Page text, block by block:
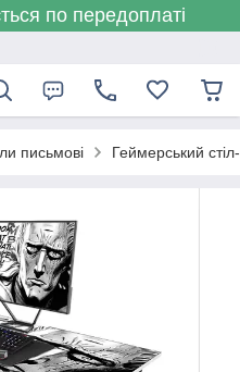
по передоплаті
письмові Геймерський